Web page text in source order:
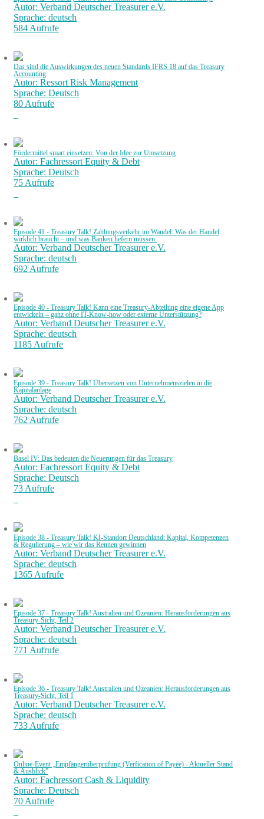
Autor: Verband Deutscher Treasurer e.V.
Sprache: deutsch
584 Aufrufe
Das sind die Auswirkungen des neuen Standards IFRS 18 auf das Treasury
Accounting
Autor: Ressort Risk Management
Sprache: Deutsch
80 Aufrufe
Fördermittel smart einsetzen: Von der Idee zur Umsetzung
Autor: Fachressort Equity & Debt
Sprache: Deutsch
75 Aufrufe
Episode 41 - Treasury Talk! Zahlungsverkehr im Wandel: Was der Handel
wirklich braucht – und was Banken liefern müssen.
Autor: Verband Deutscher Treasurer e.V.
Sprache: deutsch
692 Aufrufe
Episode 40 - Treasury Talk! Kann eine Treasury-Abteilung eine eigene App
entwickeln – ganz ohne IT-Know-how oder externe Unterstützung?
Autor: Verband Deutscher Treasurer e.V.
Sprache: deutsch
1185 Aufrufe
Episode 39 - Treasury Talk! Übersetzen von Unternehmenszielen in die
Kapitalanlage
Autor: Verband Deutscher Treasurer e.V.
Sprache: deutsch
762 Aufrufe
Basel IV: Das bedeuten die Neuerungen für das Treasury
Autor: Fachressort Equity & Debt
Sprache: Deutsch
73 Aufrufe
Episode 38 - Treasury Talk! KI-Standort Deutschland: Kapital, Kompetenzen
& Regulierung – wie wir das Rennen gewinnen
Autor: Verband Deutscher Treasurer e.V.
Sprache: deutsch
1365 Aufrufe
Episode 37 - Treasury Talk! Australien und Ozeanien: Herausforderungen aus
Treasury-Sicht, Teil 2
Autor: Verband Deutscher Treasurer e.V.
Sprache: deutsch
771 Aufrufe
Episode 36 - Treasury Talk! Australien und Ozeanien: Herausforderungen aus
Treasury-Sicht, Teil 1
Autor: Verband Deutscher Treasurer e.V.
Sprache: deutsch
733 Aufrufe
Online-Event „Empfängerüberprüfung (Verfication of Payee) - Aktueller Stand
& Ausblick”
Autor: Fachressort Cash & Liquidity
Sprache: Deutsch
70 Aufrufe